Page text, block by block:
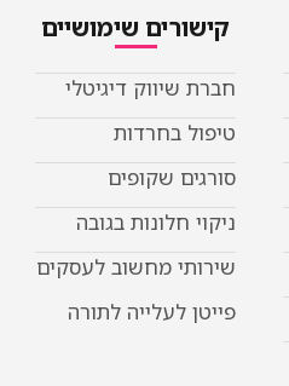
קישורים שימושיים
חברת שיווק דיגיטלי
טיפול בחרדות
סורגים שקופים
ניקוי חלונות בגובה
שירותי מחשוב לעסקים
פייטן לעלייה לתורה